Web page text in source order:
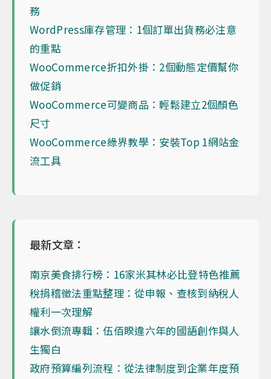
務
WordPress庫存管理：1個訂單出貨務必注意
的重點
WooCommerce折扣外掛：2個動態定價幫你
做促銷
WooCommerce可變商品：輕鬆建立2個顏色
尺寸
WooCommerce綠界教學：安裝Top 1網站金
流工具
最新文章：
南京美食排行榜：16家米其林必比登特色推薦
稅捐稽徵法重點整理：從申報、查核到納稅人
權利一次理解
讓水倒流專輯：伍佰睽違六年的國語創作與人
生獨白
政府預算編列流程：從法律制度到企業年度預